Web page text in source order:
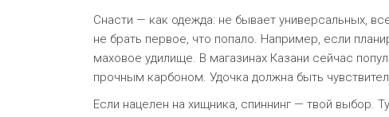
Снасти — как одежда: не бывает универсальных,
не брать первое, что попало. Например, если
маховое удилище. В магазинах Казани сейчас
прочным карбоном. Удочка должна быть
Если нацелен на хищника, спиннинг — твой выбор.